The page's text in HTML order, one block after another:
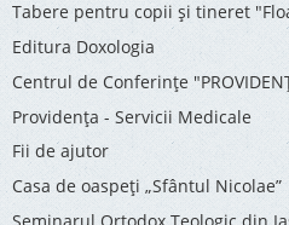
Tabere pentru copii şi tineret
Editura Doxologia
Centrul de Conferinţe
Providenţa - Servicii Medicale
Fii de ajutor
Casa de oaspeți „Sfântul Nicolae”